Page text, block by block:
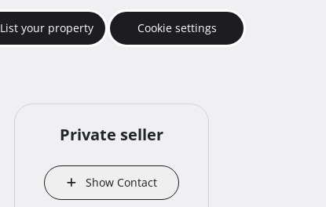
List your property Cookie settings
Private seller
Show Contact